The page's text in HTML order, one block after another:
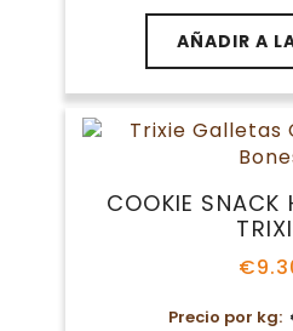
AÑADIR A
COOKIE SNACK
€
Precio por kg: